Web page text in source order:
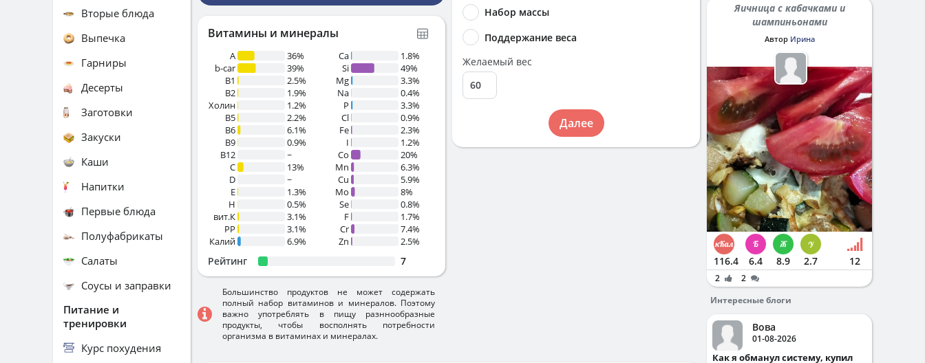
Витамины и минералы
A
36%
b-car
39%
В1
2.5%
B2
1.9%
Холин
1.2%
B5
2.2%
B6
6.1%
B9
0.9%
B12
~
C
13%
D
~
E
1.3%
H
0.5%
вит.К
3.1%
PP
3.1%
Калий
6.9%
Ca
1.8%
Si
49%
Mg
3.3%
Na
0.4%
P
3.3%
Cl
0.9%
Fe
2.3%
I
1.2%
Co
20%
Mn
6.3%
Cu
5.9%
Mo
8%
Se
0.8%
F
1.7%
Cr
7.4%
Zn
2.5%
Рейтинг 7
Большинство продуктов не может содержать
полный набор витаминов и минералов. Поэтому
важно употреблять в пищу разннообразные
продукты, чтобы восполнять потребности
организма в витаминах и минералах.
Набор массы
Поддержание веса
Желаемый вес
Далее
Вторые блюда
Выпечка
Гарниры
Десерты
Заготовки
Закуски
Каши
Напитки
Первые блюда
Полуфабрикаты
Салаты
Соусы и заправки
Питание и
тренировки
Курс похудения
Яичница с кабачками и
шампиньонами
Автор Ирина
116.4 6.4 8.9 2.7 12
2
2
Интересные блоги
Вова
01-08-2026
Как я обманул систему, купил